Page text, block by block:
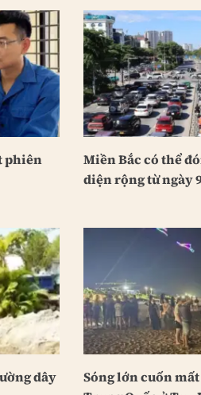
phiên
Miền Bắc có thể
diện rộng từ ngày
dây
Sóng lớn cuốn